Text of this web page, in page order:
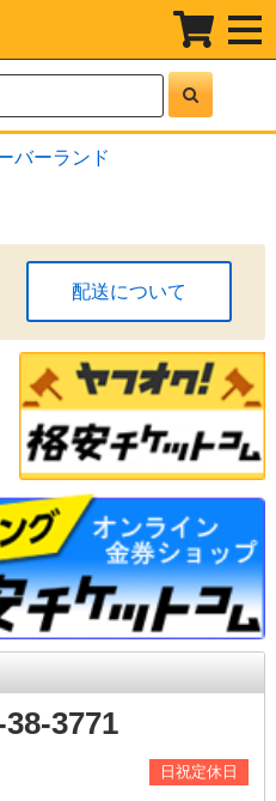
t
o
g
n
バーランド
配送について
3771
日祝定休日